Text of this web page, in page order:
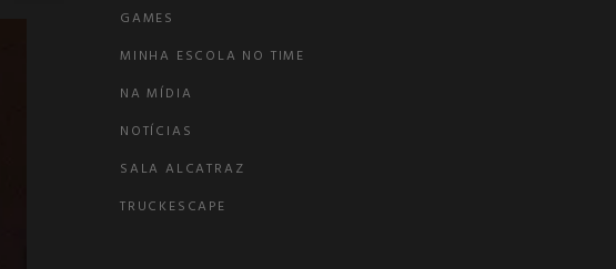
GAMES
MINHA ESCOLA NO TIME
NA MÍDIA
NOTÍCIAS
SALA ALCATRAZ
TRUCKESCAPE